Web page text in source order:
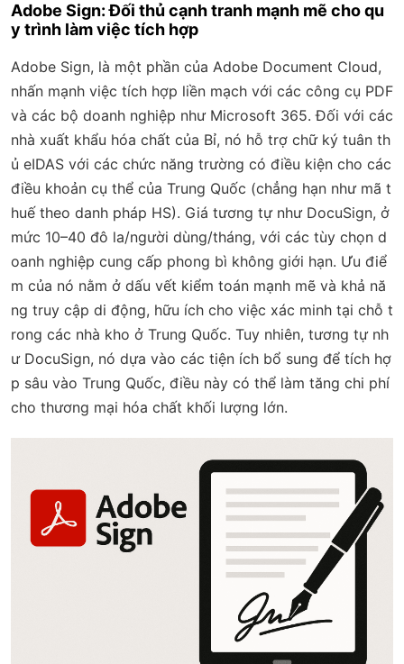
Adobe Sign: Đối thủ cạnh tranh mạnh mẽ cho qu
y trình làm việc tích hợp
Adobe Sign, là một phần của Adobe Document Cloud,
nhấn mạnh việc tích hợp liền mạch với các công cụ PDF
và các bộ doanh nghiệp như Microsoft 365. Đối với các
nhà xuất khẩu hóa chất của Bỉ, nó hỗ trợ chữ ký tuân th
ủ eIDAS với các chức năng trường có điều kiện cho các
điều khoản cụ thể của Trung Quốc (chẳng hạn như mã t
huế theo danh pháp HS). Giá tương tự như DocuSign, ở
mức 10–40 đô la/người dùng/tháng, với các tùy chọn d
oanh nghiệp cung cấp phong bì không giới hạn. Ưu điể
m của nó nằm ở dấu vết kiểm toán mạnh mẽ và khả nă
ng truy cập di động, hữu ích cho việc xác minh tại chỗ t
rong các nhà kho ở Trung Quốc. Tuy nhiên, tương tự nh
ư DocuSign, nó dựa vào các tiện ích bổ sung để tích hợ
p sâu vào Trung Quốc, điều này có thể làm tăng chi phí
cho thương mại hóa chất khối lượng lớn.